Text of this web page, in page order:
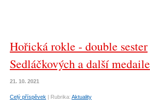
Hořická rokle - double sester
Sedláčkových a další medaile
21. 10. 2021
Celý příspěvek | Rubrika: Aktuality